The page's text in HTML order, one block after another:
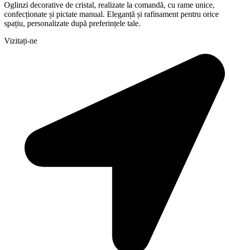
Oglinzi decorative de cristal, realizate la comandă, cu rame unice,
confecționate și pictate manual. Eleganță și rafinament pentru orice
spațiu, personalizate după preferințele tale.
Vizitați-ne